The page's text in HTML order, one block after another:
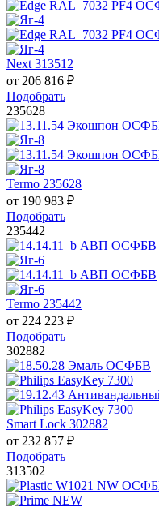
Next 313512
от 206 816 ₽
Подобрать
235628
Termo 235628
от 190 983 ₽
Подобрать
235442
Termo 235442
от 224 223 ₽
Подобрать
302882
Smart Lock 302882
от 232 857 ₽
Подобрать
313502